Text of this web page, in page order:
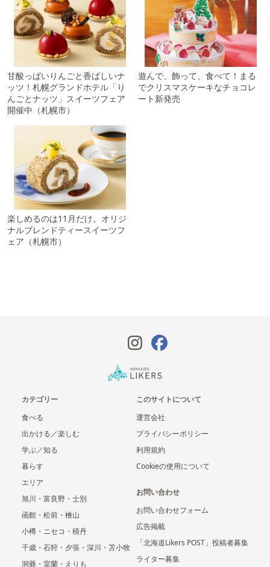
甘酸っぱいりんごと香ばしいナ
ッツ！札幌グランドホテル「り
んごとナッツ」スイーツフェア
開催中（札幌市）
遊んで、飾って、食べて！まる
でクリスマスケーキなチョコレ
ート新発売
楽しめるのは11月だけ。オリジ
ナルブレンドティースイーツフ
ェア（札幌市）
カテゴリー
食べる
出かける／楽しむ
学ぶ／知る
暮らす
エリア
旭川・富良野・士別
函館・松前・檜山
小樽・ニセコ・積丹
千歳・石狩・夕張・深川・苫小牧
洞爺・室蘭・えりも
このサイトについて
運営会社
プライバシーポリシー
利用規約
Cookieの使用について
お問い合わせ
お問い合わせフォーム
広告掲載
「北海道Likers POST」投稿者募集
ライター募集